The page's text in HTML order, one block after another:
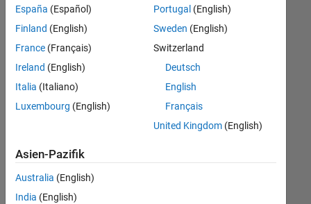
die
Suchkriterien
weiter
fassen
oder
alle
Stellenangebote
anzeigen .
noch
keine
offenen
España (Español)
Finland (English)
France (Français)
Ireland (English)
Italia (Italiano)
Luxembourg (English)
Portugal (English)
Sweden (English)
Switzerland
Deutsch
English
Français
United Kingdom(English)
Asien-Pazifik
Australia (English)
India (English)